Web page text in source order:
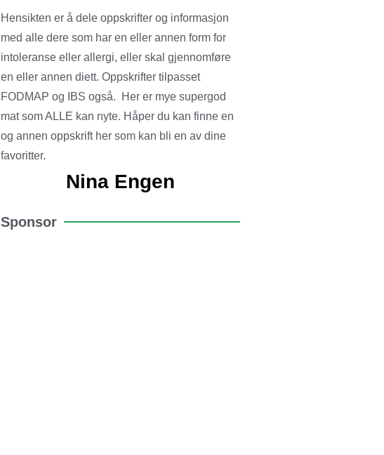
Hensikten er å dele oppskrifter og informasjon
med alle dere som har en eller annen form for
intoleranse eller allergi, eller skal gjennomføre
en eller annen diett. Oppskrifter tilpasset
FODMAP og IBS også. Her er mye supergod
mat som ALLE kan nyte. Håper du kan finne en
og annen oppskrift her som kan bli en av dine
favoritter.
Nina Engen
Sponsor